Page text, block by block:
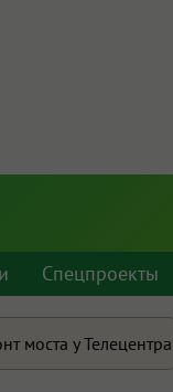
Спецпроекты
моста у Телецентра